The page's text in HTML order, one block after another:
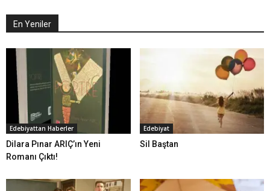
En Yeniler
Edebiyattan Haberler
Dilara Pınar ARIÇ’ın Yeni
Romanı Çıktı!
Edebiyat
Sil Baştan